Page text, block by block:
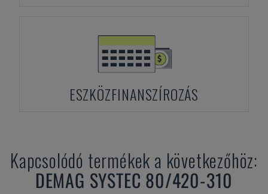
ESZKÖZFINANSZÍROZÁS
Kapcsolódó termékek a következőhöz:
DEMAG SYSTEC 80/420-310